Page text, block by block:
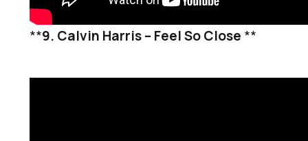
**9. Calvin Harris – Feel So Close **